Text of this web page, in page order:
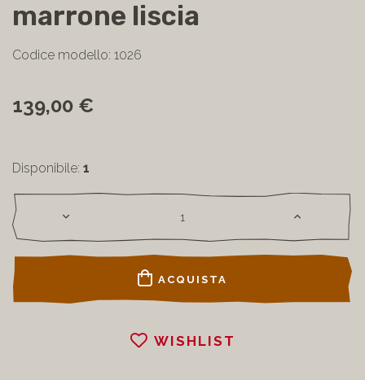
marrone liscia
Codice modello: 1026
139,00 €
Disponibile: 1
ACQUISTA
WISHLIST